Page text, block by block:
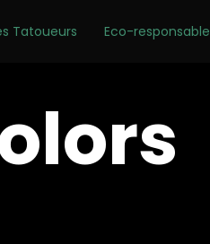
Tatoueurs Eco-responsable